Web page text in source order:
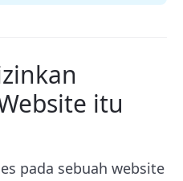
itu
pada sebuah website